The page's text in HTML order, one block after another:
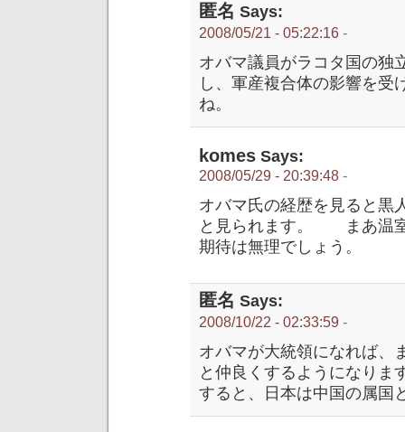
匿名 Says:
2008/05/21 - 05:22:16 -
オバマ議員がラコタ国の独
し、軍産複合体の影響を受
ね。
komes Says:
2008/05/29 - 20:39:48 -
オバマ氏の経歴を見ると黒
と見られます。 まあ
期待は無理でしょう。
匿名 Says:
2008/10/22 - 02:33:59 -
オバマが大統領になれば、
と仲良くするようになりま
すると、日本は中国の属国